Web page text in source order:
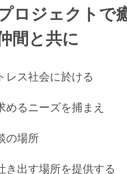
ロジェクトで
間と共に
レス社会に於ける
めるニーズを捕まえ
の場所
き出す場所を提供する